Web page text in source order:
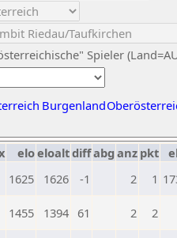
Spieler
Burgenland
eloeloaltdiffabg anz pkt
1625 1626 -1 2 1
1455 1394 61 2 2